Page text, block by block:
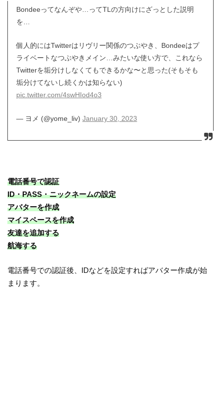
Bondeeってなんぞや…ってTLの方向けにざっとした説明
を…
個人的にはTwitterはリヴリー関係のつぶやき、Bondeeはプ
ライベートなつぶやきメイン…みたいな使い方で、これなら
Twitterを垢分けしなくてもできるかな〜と思った(そもそも
垢分けてないし続くかは知らない)
pic.twitter.com/4swHIod4o3
— ヨメ (@yome_liv) January 30, 2023
電話番号で認証
ID・PASS・ニックネームの設定
アバターを作成
マイスペースを作成
友達を追加する
航海する
電話番号での認証後、IDなどを設定すればアバター作成が始
まります。